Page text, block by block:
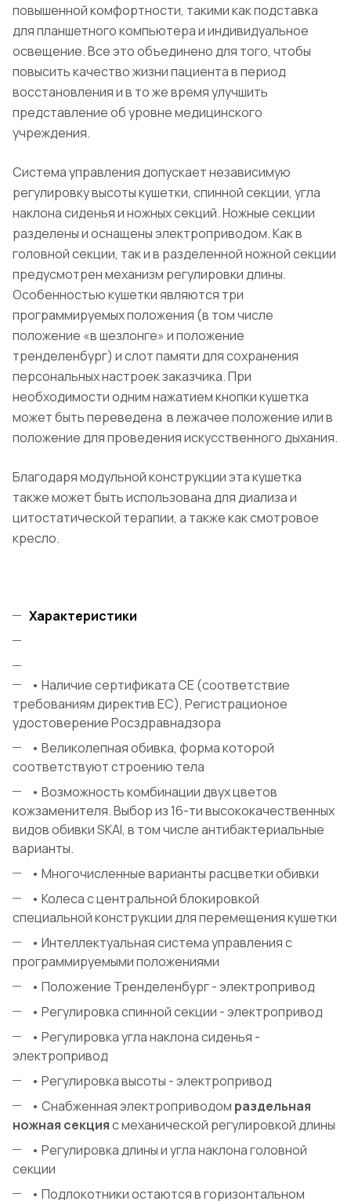
повышенной комфортности, такими как подставка
для планшетного компьютера и индивидуальное
освещение. Все это объединено для того, чтобы
повысить качество жизни пациента в период
восстановления и в то же время улучшить
представление об уровне медицинского
учреждения.
Система управления допускает независимую
регулировку высоты кушетки, спинной секции, угла
наклона сиденья и ножных секций. Ножные секции
разделены и оснащены электроприводом. Как в
головной секции, так и в разделенной ножной секции
предусмотрен механизм регулировки длины.
Особенностью кушетки являются три
программируемых положения (в том числе
положение «в шезлонге» и положение
тренделенбург) и слот памяти для сохранения
персональных настроек заказчика. При
необходимости одним нажатием кнопки кушетка
может быть переведена в лежачее положение или в
положение для проведения искусственного дыхания.
Благодаря модульной конструкции эта кушетка
также может быть использована для диализа и
цитостатической терапии, а также как смотровое
кресло.
Характеристики
• Наличие сертификата CE (соответствие
требованиям директив ЕС), Регистрационое
удостоверение Росздравнадзора
• Великолепная обивка, форма которой
соответствуют строению тела
• Возможность комбинации двух цветов
кожзаменителя. Выбор из 16-ти высококачественных
видов обивки SKAI, в том числе антибактериальные
варианты.
• Многочисленные варианты расцветки обивки
• Колеса с центральной блокировкой
специальной конструкции для перемещения кушетки
• Интеллектуальная система управления с
программируемыми положениями
• Положение Тренделенбург - электропривод
• Регулировка спинной секции - электропривод
• Регулировка угла наклона сиденья -
электропривод
• Регулировка высоты - электропривод
• Снабженная электроприводом раздельная
ножная секцияс механической регулировкой длины
• Регулировка длины и угла наклона головной
секции
• Подлокотники остаются в горизонтальном